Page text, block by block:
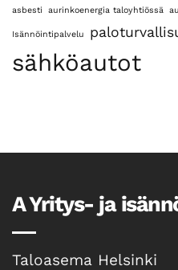
asbesti aurinkoenergia taloyhtiössä
Isännöintipalvelu
sähköautot
A Yritys- ja
Taloasema Helsinki